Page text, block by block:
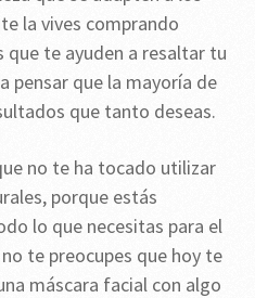
la vives comprando
que te ayuden a resaltar tu
pensar que la mayoría de
que tanto deseas.
no te ha tocado utilizar
porque estás
lo que necesitas para el
te preocupes que hoy te
máscara facial con algo